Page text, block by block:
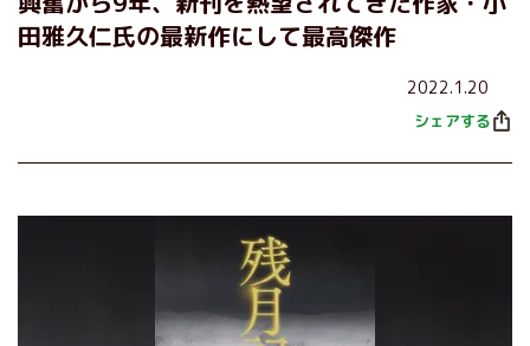
田雅久仁氏の最新作にして最高傑作
2022.1.20
シェアする